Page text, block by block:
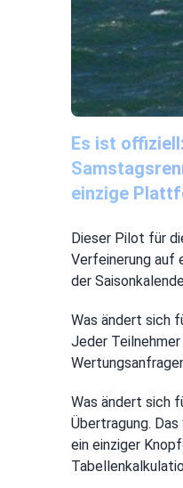
Es ist
einzige
Dieser Pilot für
Verfeinerung auf
der
Was ändert sich
Jeder
Was ändert sich
Übertragung.
ein einziger